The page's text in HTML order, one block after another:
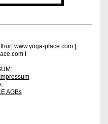
www.yoga-place.com |
I
AGBs